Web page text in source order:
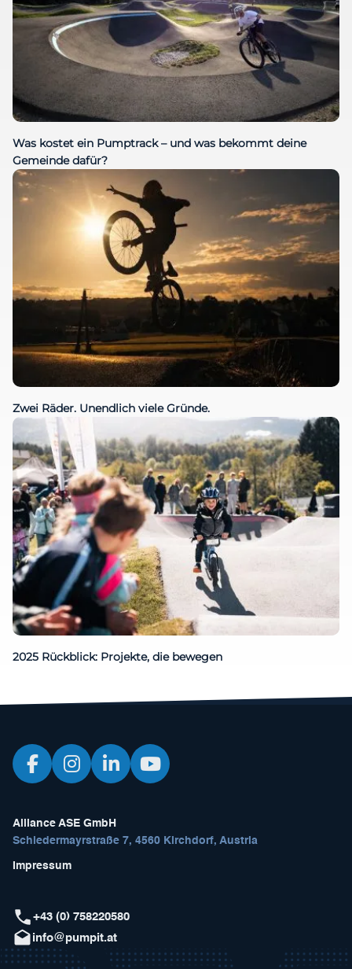
Was kostet ein Pumptrack – und was bekommt deine
Gemeinde dafür?
Zwei Räder. Unendlich viele Gründe.
2025 Rückblick: Projekte, die bewegen
Alliance ASE GmbH
Schiedermayrstraße 7, 4560 Kirchdorf, Austria
Impressum
+43 (0) 758220580
info@pumpit.at